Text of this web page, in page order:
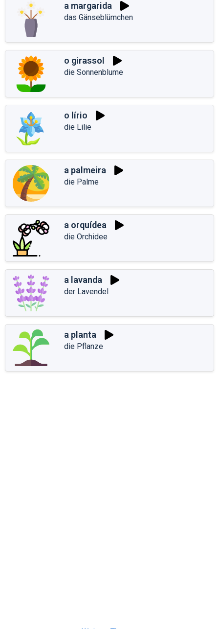
a margarida
das Gänseblümchen
o girassol
die Sonnenblume
o lírio
die Lilie
a palmeira
die Palme
a orquídea
die Orchidee
a lavanda
der Lavendel
a planta
die Pflanze